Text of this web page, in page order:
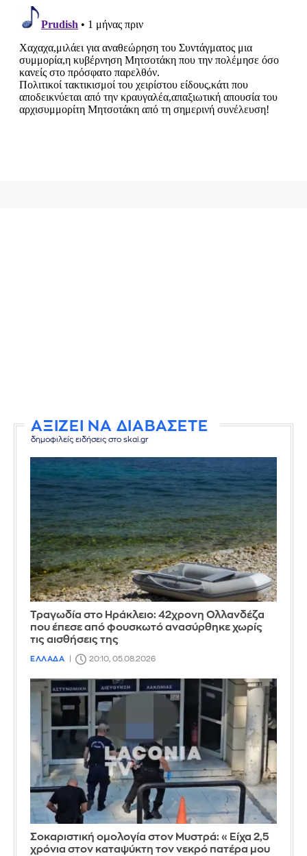
ΑΞΙΖΕΙ ΝΑ ΔΙΑΒΑΣΕΤΕ
δημοφιλείς ειδήσεις στο skai.gr
Τραγωδία στο Ηράκλειο: 42χρονη Ολλανδέζα
που έπεσε από φουσκωτό ανασύρθηκε χωρίς
τις αισθήσεις της
ΕΛΛΑΔΑ 20:10, 05.08.2026
Σοκαριστική ομολογία στον Μυστρά: «Είχα 2,5
χρόνια στον καταψύκτη τον νεκρό πατέρα μου